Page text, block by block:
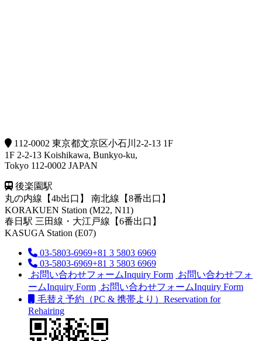
112-0002 東京都文京区小石川2-2-13 1F
1F 2-2-13 Koishikawa, Bunkyo-ku,
Tokyo 112-0002 JAPAN
後楽園駅
丸の内線【4b出口】 南北線【8番出口】
KORAKUEN Station (M22, N11)
春日駅 三田線・大江戸線【6番出口】
KASUGA Station (E07)
03-5803-6969+81 3 5803 6969
03-5803-6969+81 3 5803 6969
お問い合わせフォームInquiry Form お問い合わせフォ
ームInquiry Form お問い合わせフォームInquiry Form
毛替え予約（PC & 携帯より） Reservation for
Rehairing